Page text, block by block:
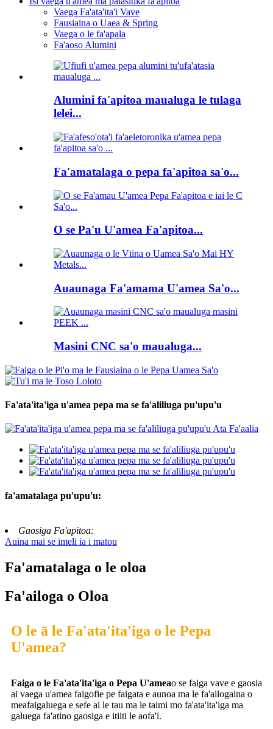
Vaega Fa'ata'ita'i Vave
Fausiaina o Uaea & Spring
Vaega o le fa'apala
Fa'aoso Alumini
Alumini fa'apitoa maualuga le tulaga
lelei...
Fa'amatalaga o pepa fa'apitoa sa'o...
O se Pa'u U'amea Fa'apitoa...
Auaunaga Fa'amama U'amea Sa'o...
Masini CNC sa'o maualuga...
Fa'ata'ita'iga u'amea pepa ma se fa'aliliuga pu'upu'u
fa'amatalaga pu'upu'u:
Gaosiga Fa'apitoa:
Auina mai se imeli ia i matou
Fa'amatalaga o le oloa
Fa'ailoga o Oloa
O le ā le Fa'ata'ita'iga o le Pepa
U'amea?
Faiga o le Fa'ata'ita'iga o Pepa U'ameao se faiga vave e gaosia
ai vaega u'amea faigofie pe faigata e aunoa ma le fa'ailogaina o
meafaigaluega e sefe ai le tau ma le taimi mo fa'ata'ita'iga ma
galuega fa'atino gaosiga e itiiti le aofa'i.